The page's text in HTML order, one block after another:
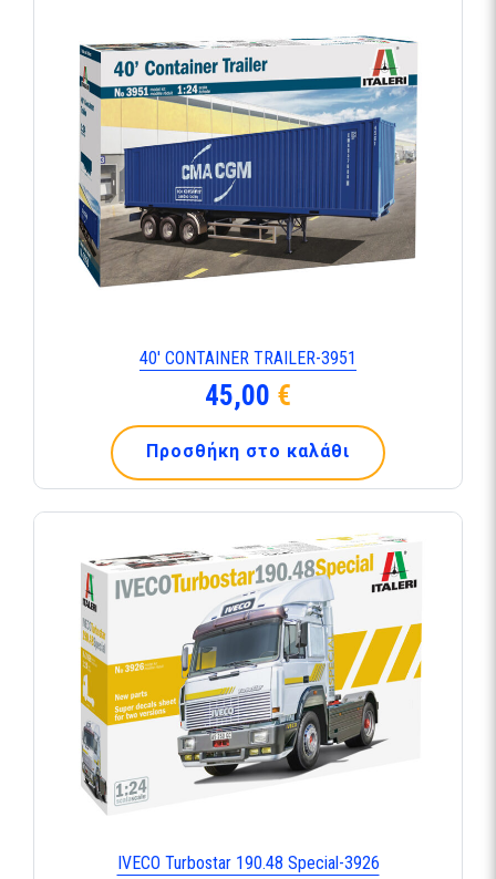
40′ CONTAINER TRAILER-3951
45,00 €
Προσθήκη στο καλάθι
IVECO Turbostar 190.48 Special-3926